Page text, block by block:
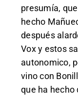
presumía,
hecho
después
Vox y estos
autonomico,
vino con
que ha hecho